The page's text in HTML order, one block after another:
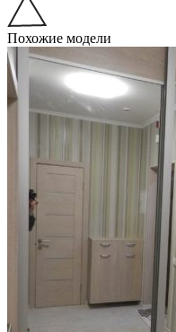
Похожие модели